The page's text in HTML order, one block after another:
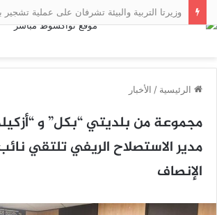
الرئيسية / الأخبار
مجموعة من بلديتي “بكل” و
مدير الاستصلاح الريفي تلتقي
الإنصاف